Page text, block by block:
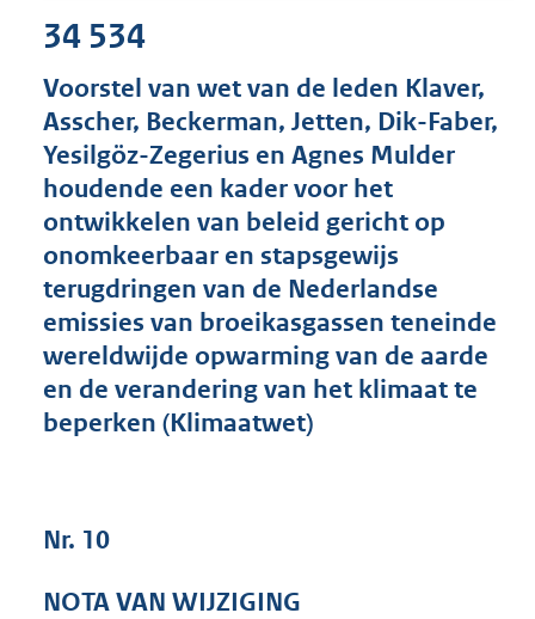
s
g
r
o
t
t
:
9
7
K
b
34 534
Voorstel van wet van de leden Klaver,
Asscher, Beckerman, Jetten, Dik-Faber,
Yesilgöz-Zegerius en Agnes Mulder
houdende een kader voor het
ontwikkelen van beleid gericht op
onomkeerbaar en stapsgewijs
terugdringen van de Nederlandse
emissies van broeikasgassen teneinde
wereldwijde opwarming van de aarde
en de verandering van het klimaat te
beperken (Klimaatwet)
Nr. 10
NOTA VAN WIJZIGING